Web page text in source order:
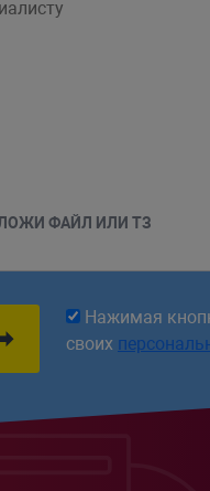
ФАЙЛ ИЛИ ТЗ
Нажимая
своих